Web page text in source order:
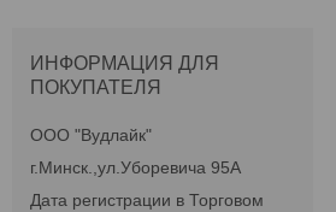
ИНФОРМАЦИЯ ДЛЯ
ПОКУПАТЕЛЯ
ООО "Вудлайк"
г.Минск.,ул.Уборевича 95А
Дата регистрации в Торговом